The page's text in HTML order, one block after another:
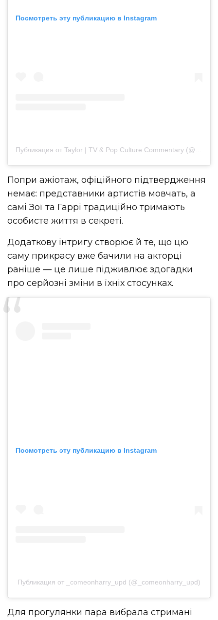
Посмотреть эту публикацию в Instagram
Попри ажіотаж, офіційного підтвердження
немає: представники артистів мовчать, а
самі Зої та Гаррі традиційно тримають
особисте життя в секреті.
Додаткову інтригу створює й те, що цю
саму прикрасу вже бачили на акторці
раніше — це лише підживлює здогадки
про серйозні зміни в їхніх стосунках.
Посмотреть эту публикацию в Instagram
Публикация от _comeonharry_upd (@_comeonharry_upd)
Для прогулянки пара вибрала стримані